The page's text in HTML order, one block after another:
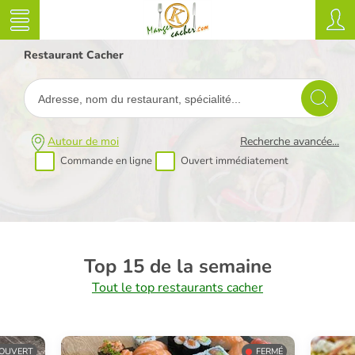
Restaurant Cacher
Autour de moi
Commande en ligne Ouvert immédiatement
Recherche avancée...
Top 15 de la semaine
Tout le top restaurants cacher
FERMÉ